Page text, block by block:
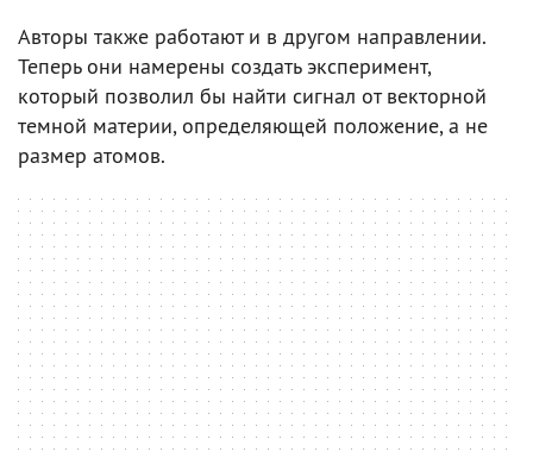
Авторы также работают и в другом направлении.
Теперь они намерены создать эксперимент,
который позволил бы найти сигнал от векторной
темной материи, определяющей положение, а не
размер атомов.